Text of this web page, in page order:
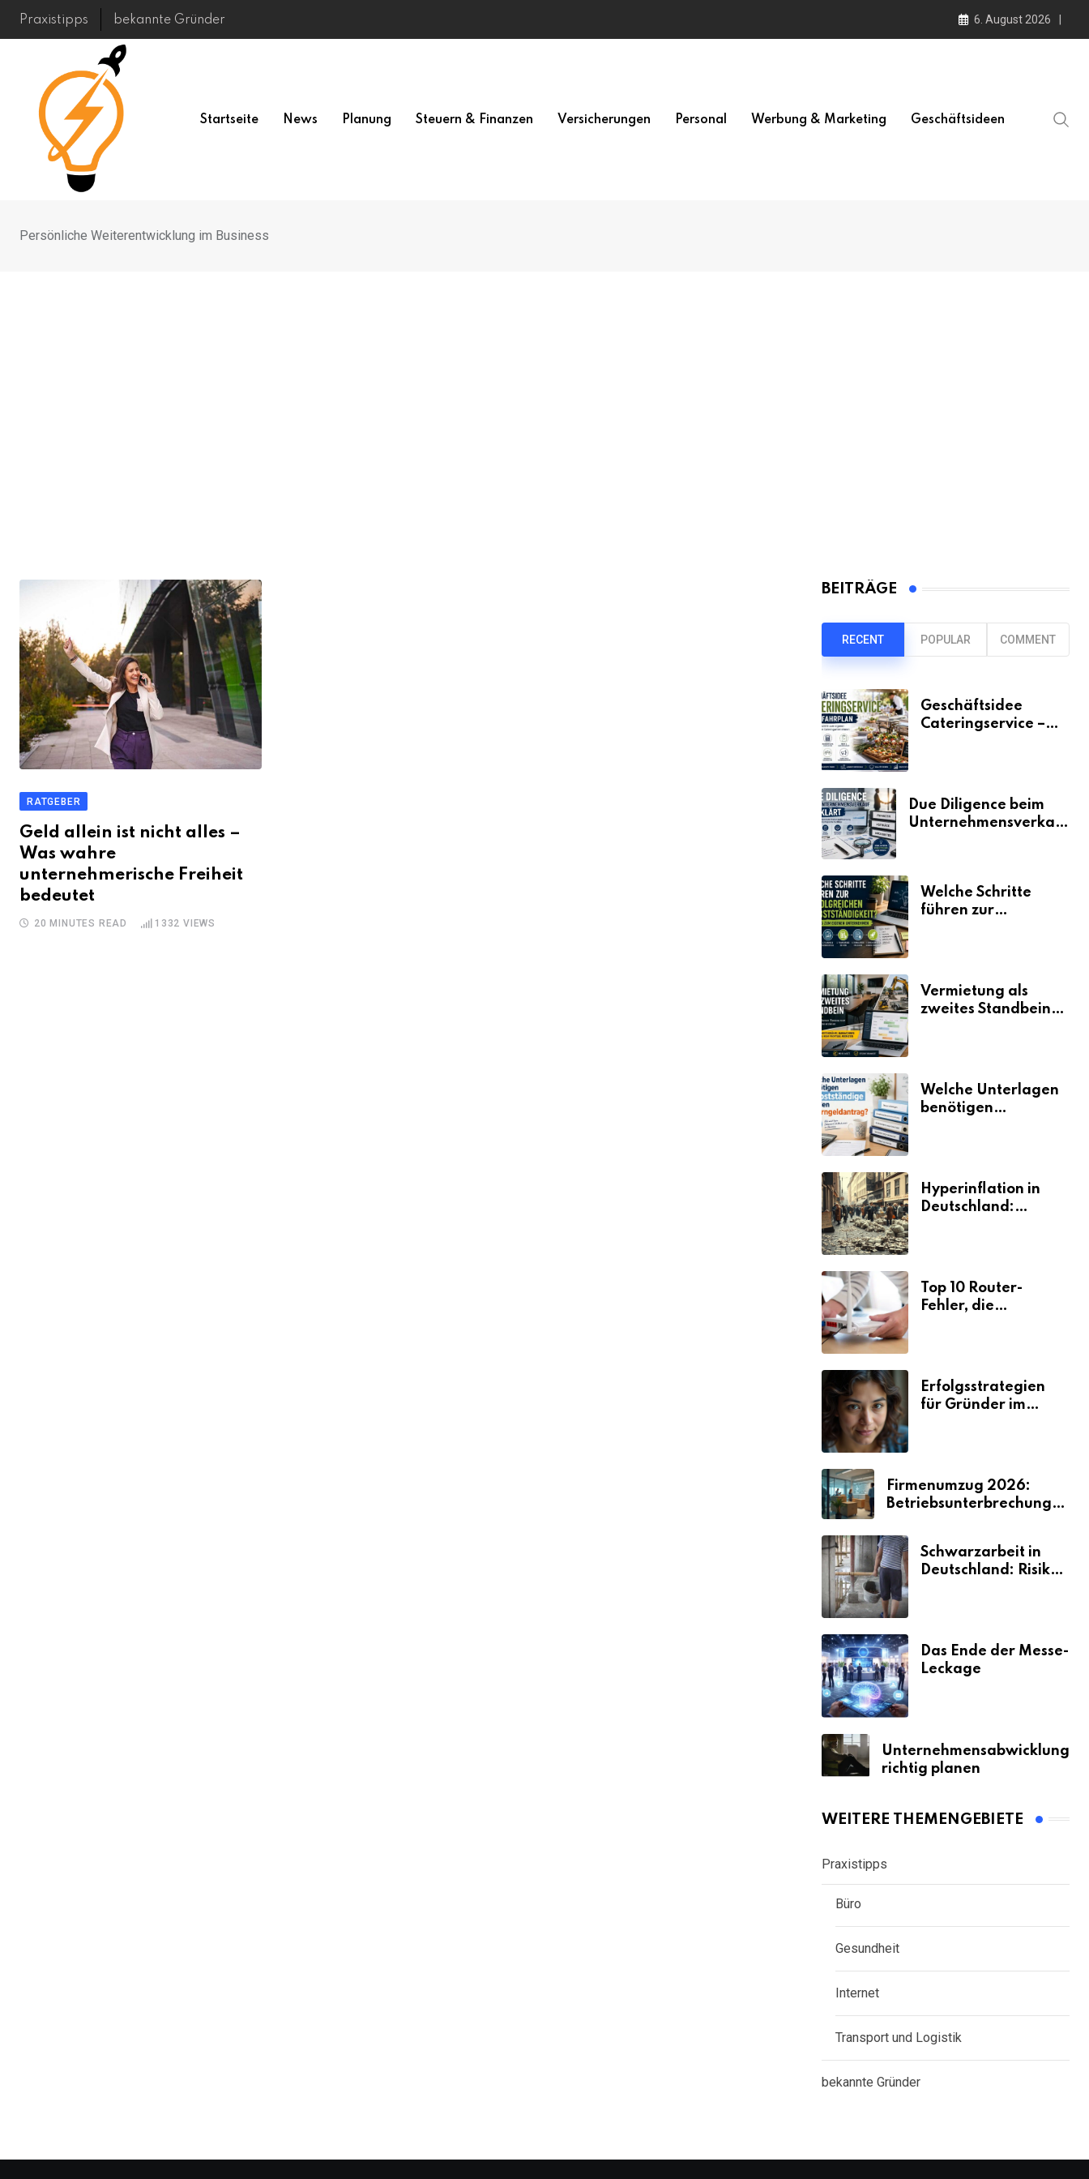
Skip
Praxistipps bekannte Gründer 6. August 2026
Startseite News Planung Steuern & Finanzen Versicherungen Personal Werbung & Marketing Geschäftsideen
Persönliche Weiterentwicklung im Business
RATGEBER
Geld allein ist nicht alles –
Was wahre
unternehmerische Freiheit
bedeutet
20 MINUTES READ 1332 VIEWS
BEITRÄGE
RECENT POPULAR COMMENT
Geschäftsidee
Cateringservice –
Due Diligence beim
Unternehmensverkauf
Welche Schritte
führen zur
Vermietung als
zweites Standbein:
Umsätze machen
Welche Unterlagen
benötigen
Hyperinflation in
Deutschland:
Top 10 Router-
Fehler, die
Erfolgsstrategien
für Gründer im
Firmenumzug 2026:
Betriebsunterbrechungen
Schwarzarbeit in
Deutschland: Risiken
Das Ende der Messe-
Leckage
Unternehmensabwicklung
richtig planen
WEITERE THEMENGEBIETE
Praxistipps
Büro
Gesundheit
Internet
Transport und Logistik
bekannte Gründer